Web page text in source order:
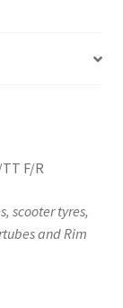
F/R
scooter tyres,
and Rim